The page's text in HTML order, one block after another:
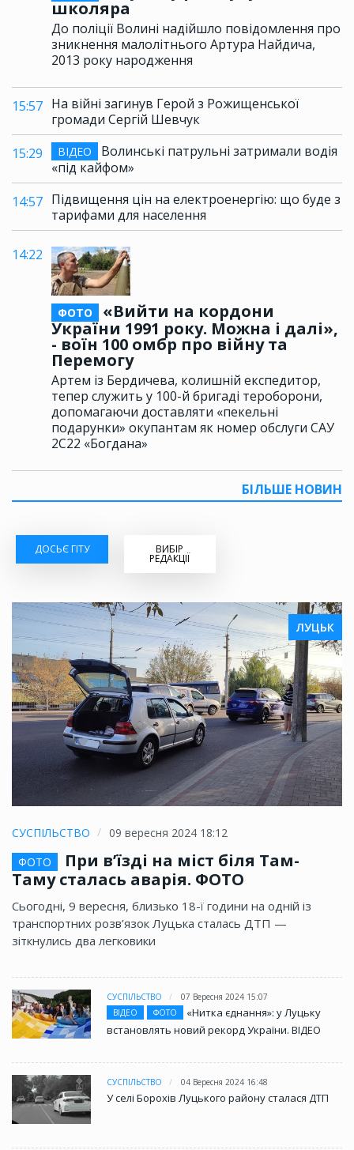
школяра
До поліції Волині надійшло повідомлення про
зникнення малолітнього Артура Найдича,
2013 року народження
15:57 На війні загинув Герой з Рожищенської
громади Сергій Шевчук
15:29
ВІДЕО
Волинські патрульні затримали водія
«під кайфом»
14:57 Підвищення цін на електроенергію: що буде з
тарифами для населення
14:22
ФОТО
«Вийти на кордони
України 1991 року. Можна і далі»,
- воїн 100 омбр про війну та
Перемогу
Артем із Бердичева, колишній експедитор,
тепер служить у 100-й бригаді тероборони,
допомагаючи доставляти «пекельні
подарунки» окупантам як номер обслуги САУ
2С22 «Богдана»
БІЛЬШЕ НОВИН
ДОСЬЄ ГІТУ ВИБІР
РЕДАКЦІЇ
ЛУЦЬК
СУСПІЛЬСТВО
09 вересня 2024 18:12
ФОТО
При в’їзді на міст біля Там-
Таму сталась аварія. ФОТО
Сьогодні, 9 вересня, близько 18-ї години на одній із
транспортних розв’язок Луцька сталась ДТП —
зіткнулись два легковики
СУСПІЛЬСТВО
07 Вересня 2024 15:07
ВІДЕО
ФОТО
«Нитка єднання»: у Луцьку
встановлять новий рекорд України. ВІДЕО
СУСПІЛЬСТВО 04 Вересня 2024 16:48
У селі Борохів Луцького району сталася ДТП